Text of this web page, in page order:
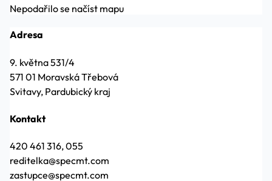
Nepodařilo se načíst mapu
Adresa
9. května 531/4
571 01 Moravská Třebová
Svitavy, Pardubický kraj
Kontakt
420 461 316, 055
reditelka@specmt.com
zastupce@specmt.com